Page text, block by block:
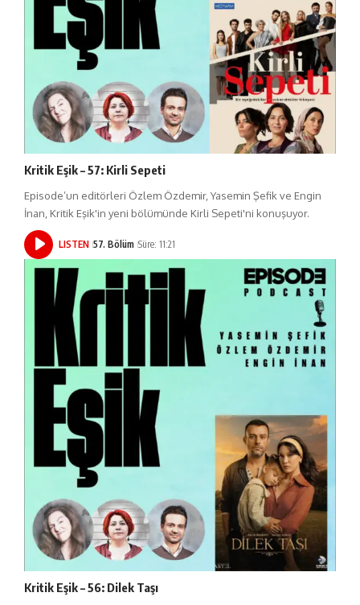
Kritik Eşik – 57: Kirli Sepeti
Episode’un editörleri Özlem Özdemir, Yasemin Şefik ve Engin
İnan, Kritik Eşik'in yeni bölümünde Kirli Sepeti'ni konuşuyor.
LISTEN 57. Bölüm Süre: 11:21
Kritik Eşik – 56: Dilek Taşı